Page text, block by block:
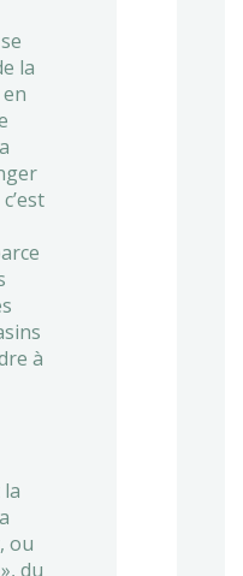
la
à
ou
du